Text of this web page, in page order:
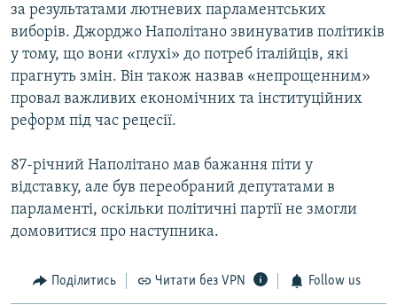
за результатами лютневих парламентських
виборів. Джорджо Наполітано звинуватив політиків
у тому, що вони «глухі» до потреб італійців, які
прагнуть змін. Він також назвав «непрощенним»
провал важливих економічних та інституційних
реформ під час рецесії.
87-річний Наполітано мав бажання піти у
відставку, але був переобраний депутатами в
парламенті, оскільки політичні партії не змогли
домовитися про наступника.
Поділитись Читати без VPN Follow us